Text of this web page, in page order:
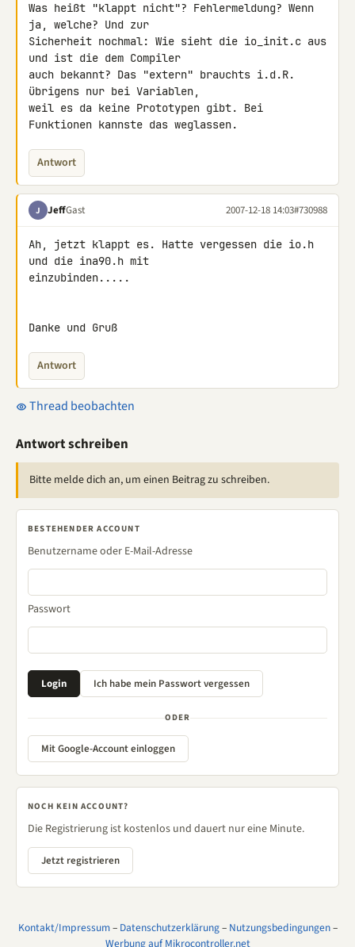
Was heißt "klappt nicht"? Fehlermeldung? Wenn
ja, welche? Und zur
Sicherheit nochmal: Wie sieht die io_init.c aus
und ist die dem Compiler
auch bekannt? Das "extern" brauchts i.d.R.
übrigens nur bei Variablen,
weil es da keine Prototypen gibt. Bei
Funktionen kannste das weglassen.
Antwort
J JeffGast 2007-12-18 14:03#730988
Ah, jetzt klappt es. Hatte vergessen die io.h
und die ina90.h mit
einzubinden.....
Danke und Gruß
Antwort
Thread beobachten
Antwort schreiben
Bitte melde dich an, um einen Beitrag zu schreiben.
BESTEHENDER ACCOUNT
Benutzername oder E-Mail-Adresse
Passwort
ODER
Mit Google-Account einloggen
NOCH KEIN ACCOUNT?
Die Registrierung ist kostenlos und dauert nur eine Minute.
Jetzt registrieren
Kontakt/Impressum– Datenschutzerklärung– Nutzungsbedingungen–
Werbung auf Mikrocontroller.net